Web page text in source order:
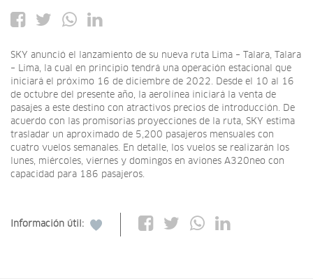
SKY anunció el lanzamiento de su nueva ruta Lima – Talara, Talara
– Lima, la cual en principio tendrá una operación estacional que
iniciará el próximo 16 de diciembre de 2022. Desde el 10 al 16
de octubre del presente año, la aerolínea iniciará la venta de
pasajes a este destino con atractivos precios de introducción. De
acuerdo con las promisorias proyecciones de la ruta, SKY estima
trasladar un aproximado de 5,200 pasajeros mensuales con
cuatro vuelos semanales. En detalle, los vuelos se realizarán los
lunes, miércoles, viernes y domingos en aviones A320neo con
capacidad para 186 pasajeros.
Información útil: